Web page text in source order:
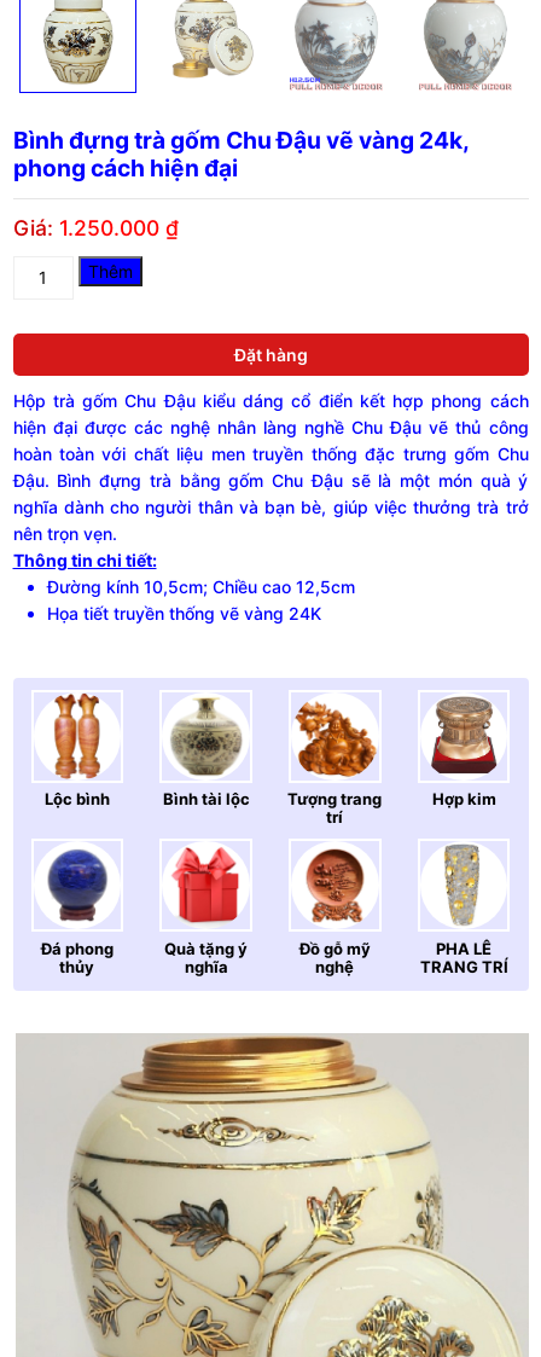
Bình đựng trà gốm Chu Đậu vẽ vàng 24k,
phong cách hiện đại
Giá: 1.250.000 ₫
Hộp trà gốm Chu Đậu kiểu dáng cổ điển kết hợp phong cách
hiện đại được các nghệ nhân làng nghề Chu Đậu vẽ thủ công
hoàn toàn với chất liệu men truyền thống đặc trưng gốm Chu
Đậu. Bình đựng trà bằng gốm Chu Đậu sẽ là một món quà ý
nghĩa dành cho người thân và bạn bè, giúp việc thưởng trà trở
nên trọn vẹn.
Thông tin chi tiết:
Đường kính 10,5cm; Chiều cao 12,5cm
Họa tiết truyền thống vẽ vàng 24K
Bình
đựng
gốm
Đậu
vẽ
vàng
24k,
phong
cách
hiện
đại
quantity
Thêm
Đặt hàng
Lộc bình Bình tài lộc
Tượng trang
trí
Hợp kim
Đá phong
thủy
Quà tặng ý
nghĩa
Đồ gỗ mỹ
nghệ
PHA LÊ
TRANG TRÍ